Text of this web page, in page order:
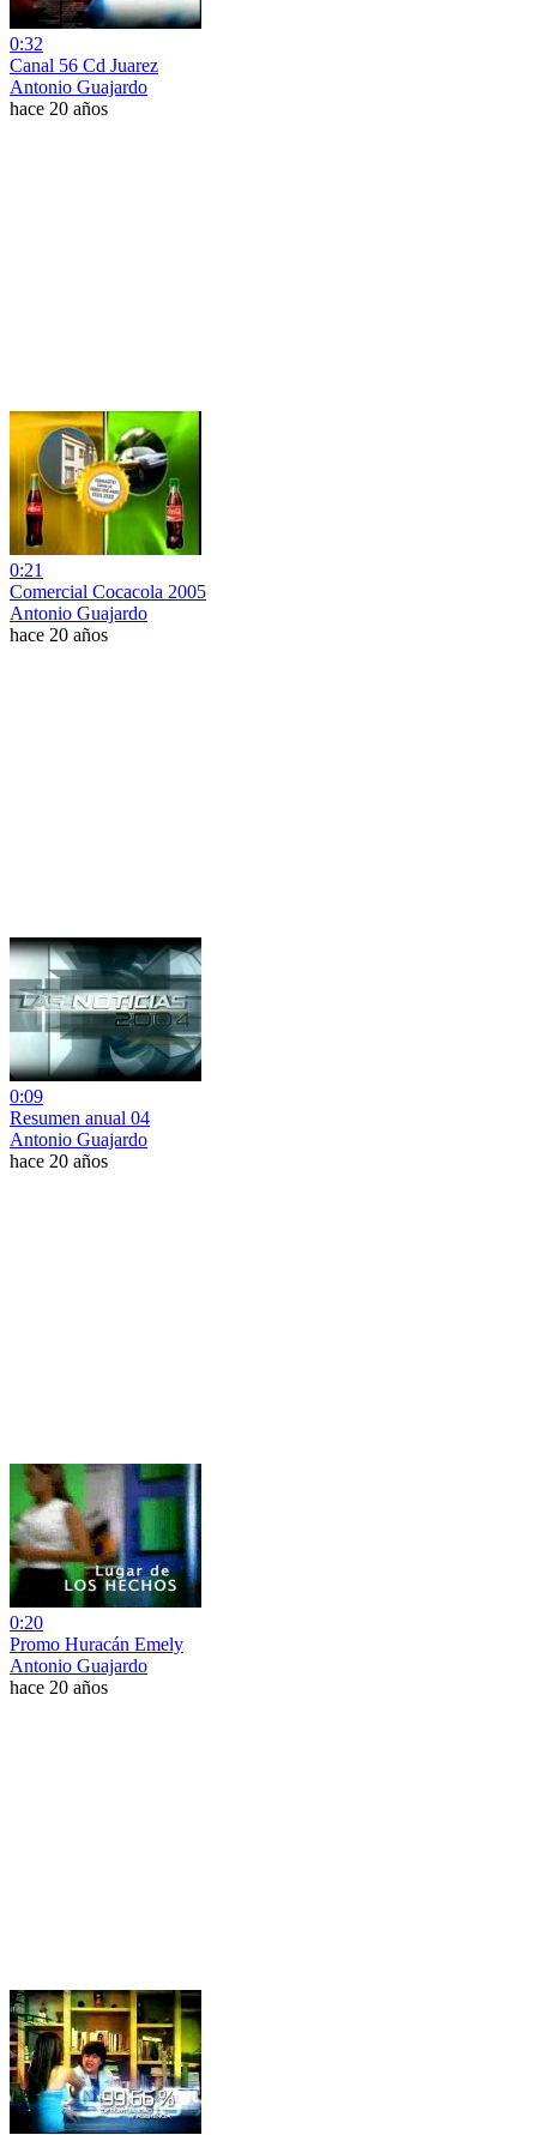
0:32
Canal 56 Cd Juarez
Antonio Guajardo
hace 20 años
0:21
Comercial Cocacola 2005
Antonio Guajardo
hace 20 años
0:09
Resumen anual 04
Antonio Guajardo
hace 20 años
0:20
Promo Huracán Emely
Antonio Guajardo
hace 20 años